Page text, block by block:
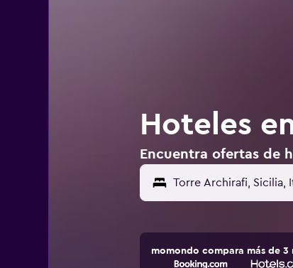
Hoteles
Encuentra ofertas de
momondo compara más de